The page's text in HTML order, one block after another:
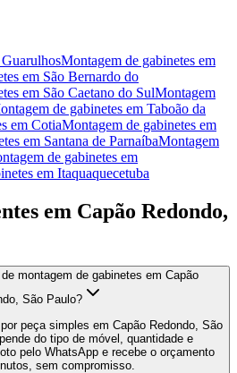
GuarulhosMontagem de gabinetes em
em São Bernardo do
em São Caetano do SulMontagem
de gabinetes em Taboão da
em CotiaMontagem de gabinetes em
em Santana de ParnaíbaMontagem
de gabinetes em
em Itaquaquecetuba
em Capão Redondo,
montagem de gabinetes em Capão
São Paulo?
peça simples em Capão Redondo, São
do tipo de móvel, quantidade e
pelo WhatsApp e recebe o orçamento
sem compromisso.